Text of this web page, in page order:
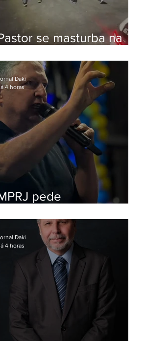
se masturba na
na Zona Oeste
pede
Daki
4 horas
Daki
4 horas